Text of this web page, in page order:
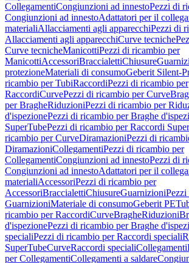
CollegamentiCongiunzioni ad innestoPezzi di
Congiunzioni ad innestoAdattatori per il
materialiAllacciamenti agli apparecchiPezzi di
Allacciamenti agli apparecchiCurve tecniche
Curve tecnicheManicottiPezzi di ricambio per
ManicottiAccessoriBraccialettiChiusure
protezioneMateriali di consumoGeberit Silent-
ricambio per TubiRaccordiPezzi di ricambio per
RaccordiCurvePezzi di ricambio per Curve
per BragheRiduzioniPezzi di ricambio per
d'ispezionePezzi di ricambio per Braghe
SuperTubePezzi di ricambio per Raccordi
ricambio per CurveDiramazioniPezzi di
DiramazioniCollegamentiPezzi di ricambio per
CollegamentiCongiunzioni ad innestoPezzi di
Congiunzioni ad innestoAdattatori per il
materialiAccessoriPezzi di ricambio per
AccessoriBraccialettiChiusureGuarnizioni
GuarnizioniMateriale di consumoGeberit PE
ricambio per RaccordiCurveBragheRiduzioni
d'ispezionePezzi di ricambio per Braghe
specialiPezzi di ricambio per Raccordi speciali
SuperTubeCurveRaccordi specialiCollegamenti
per CollegamentiCollegamenti a saldare